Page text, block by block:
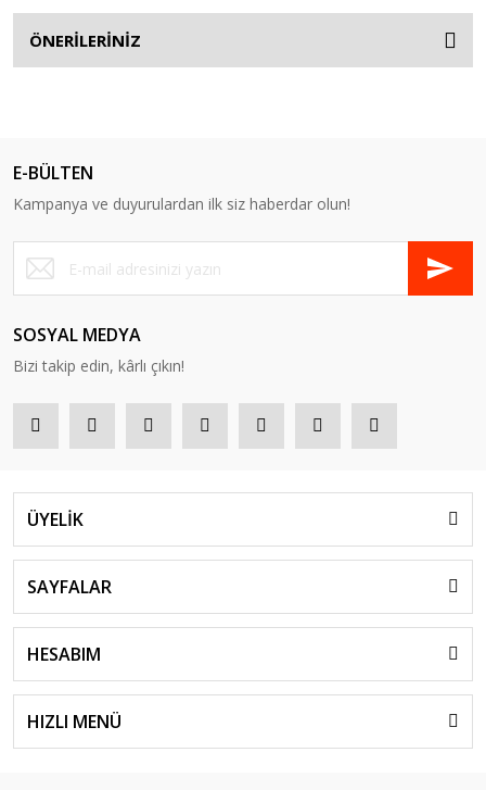
ÖNERİLERİNİZ
E-BÜLTEN
Kampanya ve duyurulardan ilk siz haberdar olun!
SOSYAL MEDYA
Bizi takip edin, kârlı çıkın!
ÜYELİK
SAYFALAR
HESABIM
HIZLI MENÜ